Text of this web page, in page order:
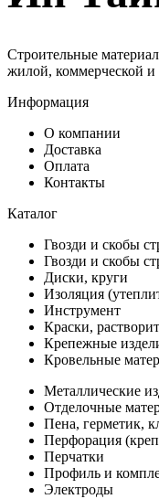
Строительные
жилой, коммерческой
Информация
О компании
Доставка
Оплата
Контакты
Каталог
Гвозди и скобы
Гвозди и скобы
Диски, круги
Изоляция
Инструмент
Краски,
Крепежные
Кровельные
Металлические
Отделочные
Пена, герметик,
Перфорация
Перчатки
Профиль и
Электроды